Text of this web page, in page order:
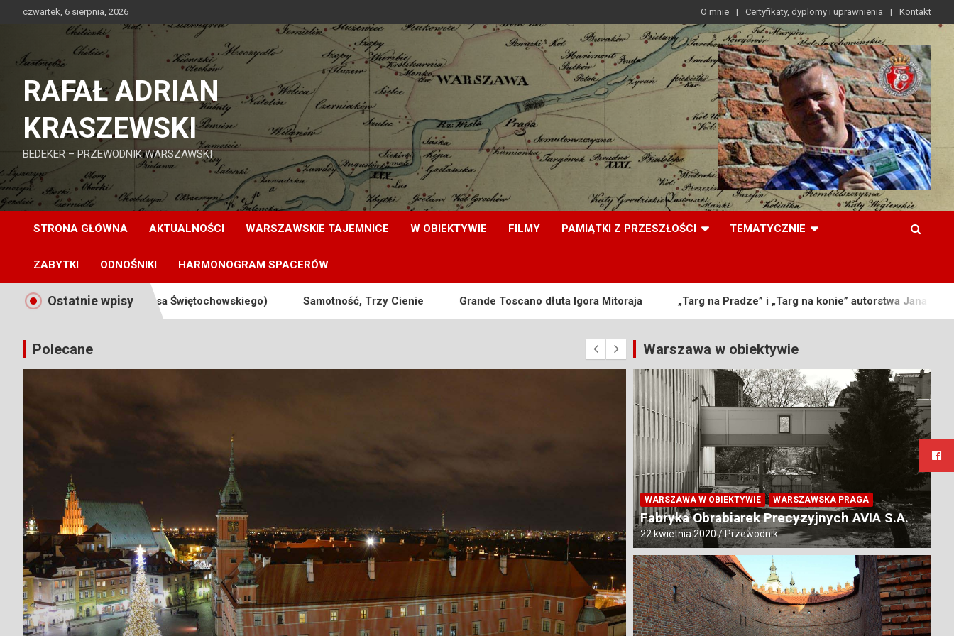
czwartek, 6 sierpnia, 2026 O mnie Certyfikaty, dyplomy i uprawnienia Kontakt
RAFAŁ ADRIAN
KRASZEWSKI
BEDEKER – PRZEWODNIK WARSZAWSKI
STRONA GŁÓWNA AKTUALNOŚCI WARSZAWSKIE TAJEMNICE W OBIEKTYWIE FILMY PAMIĄTKI Z PRZESZŁOŚCI TEMATYCZNIE
ZABYTKI ODNOŚNIKI HARMONOGRAM SPACERÓW
Ostatnie wpisy
(Dawna posesja Feliksa Świętochowskiego) Samotność, Trzy Cienie Grande Toscano dłuta Igora Mitoraja „Targ na Pradze” i „Targ na konie” autorstwa Jana Piotra
Polecane Warszawa w obiektywie
WARSZAWA W OBIEKTYWIE WARSZAWSKA PRAGA
Fabryka Obrabiarek Precyzyjnych AVIA S.A.
22 kwietnia 2020 Przewodnik